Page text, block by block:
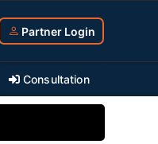
Partner Login
Consultation